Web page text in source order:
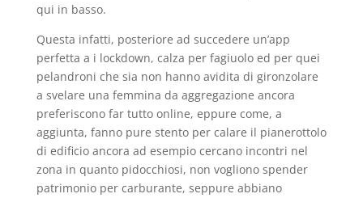
qui in basso.
Questa infatti, posteriore ad succedere un’app
perfetta a i lockdown, calza per fagiuolo ed per quei
pelandroni che sia non hanno avidita di gironzolare
a svelare una femmina da aggregazione ancora
preferiscono far tutto online, eppure come, a
aggiunta, fanno pure stento per calare il pianerottolo
di edificio ancora ad esempio cercano incontri nel
zona in quanto pidocchiosi, non vogliono spender
patrimonio per carburante, seppure abbiano